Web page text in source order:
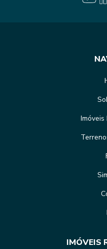
Imóveis
IMÓVEIS